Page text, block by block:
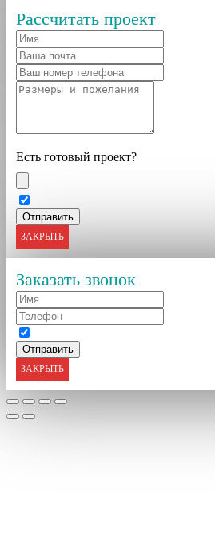
Рассчитать проект
Есть готовый проект?
ЗАКРЫТЬ
Заказать звонок
ЗАКРЫТЬ